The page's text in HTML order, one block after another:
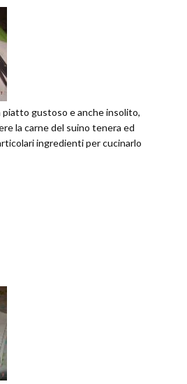
piatto gustoso e anche insolito,
la carne del suino tenera ed
ingredienti per cucinarlo